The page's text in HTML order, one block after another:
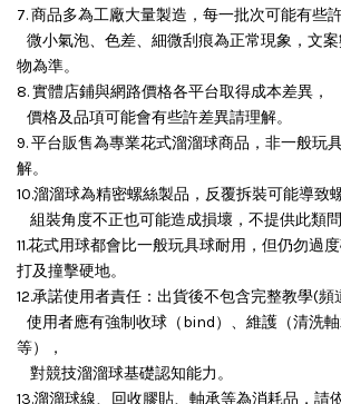
7. 商品多為工廠大量製造，每一批次可能有些
微小氣泡、色差、細微刮痕為正常現象，文
物為準。
8. 實體店鋪與網路價格各平台取得成本差異，
價格及品項可能會有些許差異請理解。
9. 平台販售為專業花式溜溜球商品，非一般玩
解。
10.溜溜球為精密螺絲製品，反覆拆裝可能導致
組裝角度不正也可能造成損壞， 不提供此類
11.花式用球都會比一般玩具球耐用，但仍勿過
打及撞擊硬地。
12.承諾使用者責任：出貨後不包含完整教學(頻
使用者應有強制收球（bind）、維護（清洗
等），
對競技溜溜球基礎認知能力。
13.溜溜球線、回收膠貼、軸承等為消耗品，請